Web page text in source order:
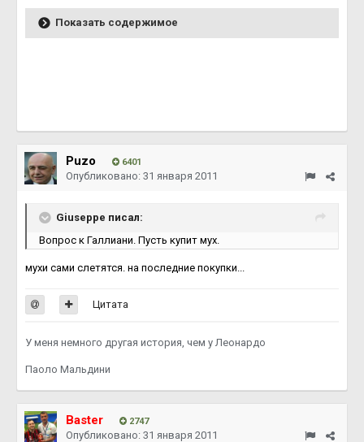
Показать содержимое
Puzo 6401
Опубликовано: 31 января 2011
Giuseppe писал:
Вопрос к Галлиани. Пусть купит мух.
мухи сами слетятся. на последние покупки...
Цитата
У меня немного другая история, чем у Леонардо
Паоло Мальдини
Baster 2747
Опубликовано: 31 января 2011